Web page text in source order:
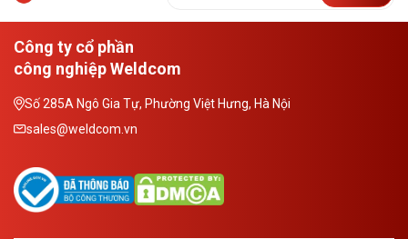
Công ty cổ phần
công nghiệp Weldcom
Số 285A Ngô Gia Tự, Phường Việt Hưng, Hà Nội
sales@weldcom.vn